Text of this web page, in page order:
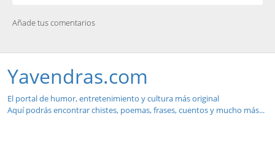
Añade tus comentarios
Yavendras.com
El portal de humor, entretenimiento y cultura más original
Aquí podrás encontrar chistes, poemas, frases, cuentos y mucho más...